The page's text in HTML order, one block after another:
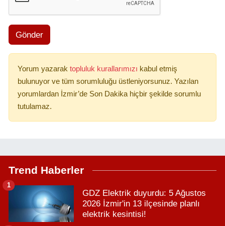
Gönder
Yorum yazarak topluluk kurallarımızı kabul etmiş
bulunuyor ve tüm sorumluluğu üstleniyorsunuz. Yazılan
yorumlardan İzmir’de Son Dakika hiçbir şekilde sorumlu
tutulamaz.
Trend Haberler
GDZ Elektrik duyurdu: 5 Ağustos
2026 İzmir'in 13 ilçesinde planlı
elektrik kesintisi!
1